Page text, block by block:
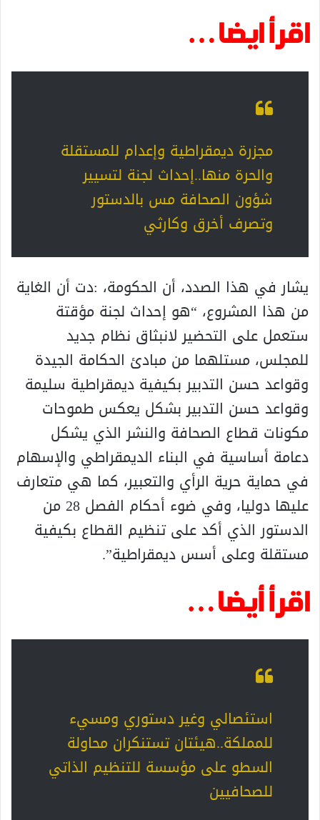
اقرأ ايضا…
مجزرة ديمقراطية وإعدام للمستقلة
والحرة منها..إحداث لجنة لتسيير
شؤون الصحافة مس بالدستور
وتصرف أخرق وكارثي
يشار في هذا الصدد، أن الحكومة، :دت أن الغاية
من هذا المشروع، “هو إحداث لجنة مؤقتة
ستعمل على التحضير لانبثاق نظام جديد
للمجلس، مستلهما من مبادئ الحكامة الجيدة
وقواعد حسن التدبير بكيفية ديمقراطية سليمة
وقواعد حسن التدبير بشكل يعكس طموحات
مكونات قطاع الصحافة والنشر الذي يشكل
دعامة أساسية في البناء الديمقراطي والإسهام
في حماية حرية الرأي والتعبير، كما هي متعارف
عليها دوليا، وفي ضوء أحكام الفصل 28 من
الدستور الذي أكد على تنظيم القطاع بكيفية
مستقلة وعلى أسس ديمقراطية”.
اقرأ أيضا…
استئصالي وغير دستوري ومسيء
للمملكة..هيئتان تستنكران محاولة
السطو على مؤسسة للتنظيم الذاتي
للصحافيين